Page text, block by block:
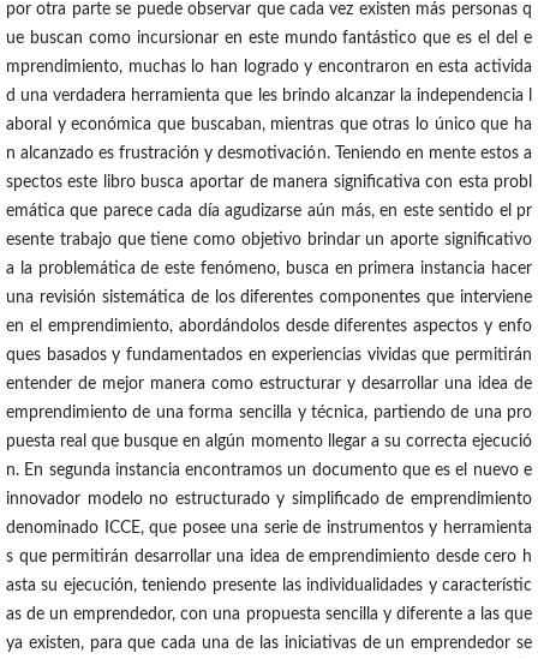
por otra parte se puede observar que cada vez existen más personas q
ue buscan como incursionar en este mundo fantástico que es el del e
mprendimiento, muchas lo han logrado y encontraron en esta activida
d una verdadera herramienta que les brindo alcanzar la independencia l
aboral y económica que buscaban, mientras que otras lo único que ha
n alcanzado es frustración y desmotivación. Teniendo en mente estos a
spectos este libro busca aportar de manera significativa con esta probl
emática que parece cada día agudizarse aún más, en este sentido el pr
esente trabajo que tiene como objetivo brindar un aporte significativo
a la problemática de este fenómeno, busca en primera instancia hacer
una revisión sistemática de los diferentes componentes que interviene
en el emprendimiento, abordándolos desde diferentes aspectos y enfo
ques basados y fundamentados en experiencias vividas que permitirán
entender de mejor manera como estructurar y desarrollar una idea de
emprendimiento de una forma sencilla y técnica, partiendo de una pro
puesta real que busque en algún momento llegar a su correcta ejecució
n. En segunda instancia encontramos un documento que es el nuevo e
innovador modelo no estructurado y simplificado de emprendimiento
denominado ICCE, que posee una serie de instrumentos y herramienta
s que permitirán desarrollar una idea de emprendimiento desde cero h
asta su ejecución, teniendo presente las individualidades y característic
as de un emprendedor, con una propuesta sencilla y diferente a las que
ya existen, para que cada una de las iniciativas de un emprendedor se